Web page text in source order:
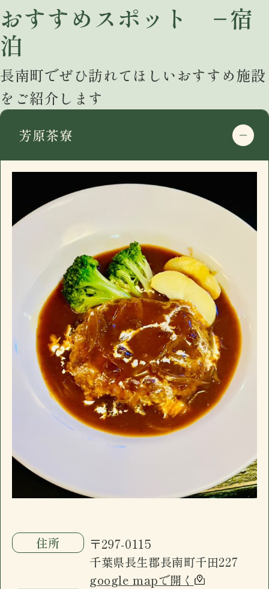
住所
〒297-0115
千葉県長生郡長南町千田227
google mapで開く
営業日時
駐車場
有
長南町千田の「イザカヤ」です。カウンター7
席、小上がり4名×3、禁煙個室6名一室(個室
のみお子様入店可能)。ドリンクメニュー、フ
ードメニューに加え日替わり黒板メニューが
ございます。
住所
千葉県長生郡長南町千田227
google mapで開く
電話番号
営業日時
おすすめ
長南町千田の「イザカヤ」です。カウンター7
席、小上がり4名×3、禁煙個室6名一室(個室
のみお子様入店可能)。ドリンクメニュー、フ
ードメニューに加え日替わり黒板メニューが
ございます。
千葉県長生郡長南町千田227
google mapで開く
電話番号
0475-46-2200
営業日時
17:30 - 00:00 月曜定休
駐車場
有
おすすめ
長南町千田の「イザカヤ」です。カウンター7
席、小上がり4名×3、禁煙個室6名一室(個室
のみお子様入店可能)。ドリンクメニュー、フ
ードメニューに加え日替わり黒板メニューが
ございます。
住所
〒297-0115
千葉県長生郡長南町千田227
google mapで開く
電話番号
0475-46-2200
営業日時
17:30 - 00:00 月曜定休
駐車場
有
おすすめ
長南町千田の「イザカヤ」です。カウンター7
席、小上がり4名×3、禁煙個室6名一室(個室
のみお子様入店可能)。ドリンクメニュー、フ
ードメニューに加え日替わり黒板メニューが
ございます。
おすすめスポット −宿
泊
長南町でぜひ訪れてほしいおすすめ施設
をご紹介します
芳原茶寮
住所
〒297-0115
千葉県長生郡長南町千田227
google mapで開く